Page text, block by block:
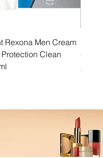
Rexona Men Cream
Clean
Price
5,55 €